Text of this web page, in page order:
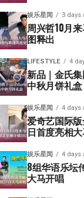
娱乐星闻 3 days
周兴哲10月
图释出
LIFESTYLE 4
新品｜金氏
中秋月饼礼盒
娱乐星闻 4 days
爱奇艺国际
日首度亮相
娱乐星闻 4 days
8组华语乐坛
大马开唱